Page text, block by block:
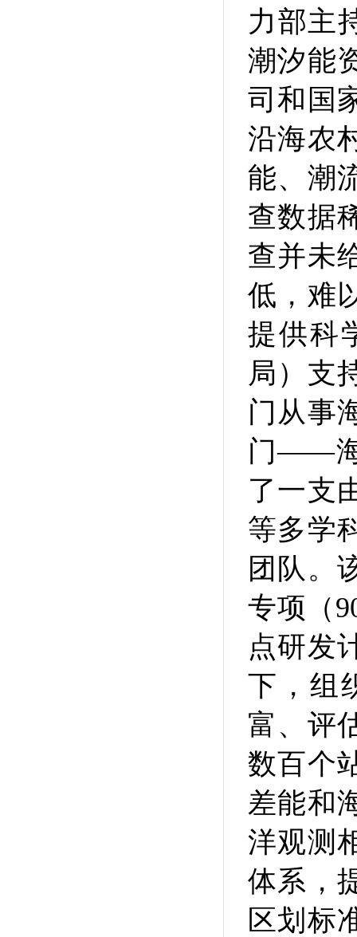
力部主
潮汐能
司和国
沿海农
能、潮
查数据
查并未
低，难
提供科
局）支
门从事
门——海
了一支
等多学
团队。
专项（
点研发
下，组
富、评
数百个
差能和
洋观测
体系，
区划标